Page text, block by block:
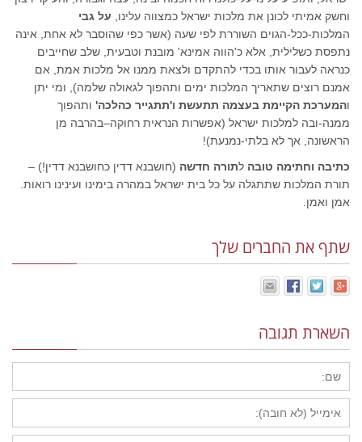
וחשק אמיתי לכונן את מלכות ישראל כמצווה עלינו, על גבי
המלכות-ככל-הגוים השוררת לפי שעה (אשר כפי שהוסבר לא אחת, אינה
נתפסת כשלילית, אלא כ'הווה אמינא' מובנת וטבעית, שלב שחייבים
כנראה לעבור אותו בכדי להתקדם ולצאת ממנו אל מלכות אמת, אם
אמנם רוצים שתאריך המלכות ימים ותהפוך לגאולה שלמה), ומי יתן
והמערכת הקיימת בעצמה תתעשת ו'תתגייר כהלכה' ותהפוך
ממנה-ובה למלכות ישראל (אפשרות הנראית רחוקה–בהרבה מן
הראשונה, אך לא בלתי-נמנעת)!
כתיבה וחתימה טובה לתורה חדשה (חושבנא דדין כחושבנא דדין!) –
תורת המלכות שתתגלה על כל בית ישראל במהרה בימינו ועינינו רואות.
אמן ואמן.
שתף את החברים שלך
השארת תגובה